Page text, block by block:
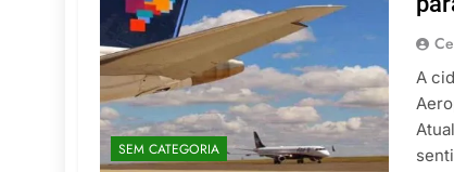
SEM CATEGORIA
A